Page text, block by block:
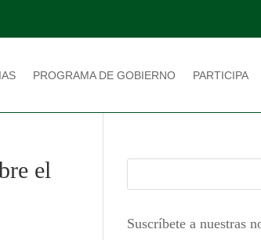
PROGRAMA DE GOBIERNO PARTICIPA
el
Suscríbete a nuestras